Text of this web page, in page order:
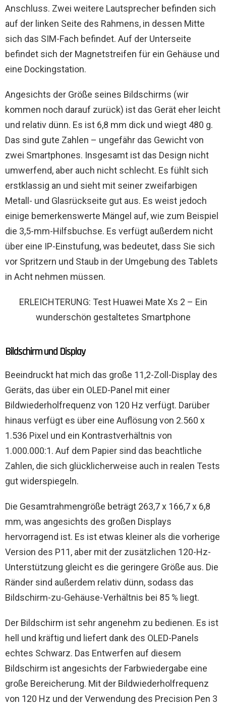
Anschluss. Zwei weitere Lautsprecher befinden sich
auf der linken Seite des Rahmens, in dessen Mitte
sich das SIM-Fach befindet. Auf der Unterseite
befindet sich der Magnetstreifen für ein Gehäuse und
eine Dockingstation.
Angesichts der Größe seines Bildschirms (wir
kommen noch darauf zurück) ist das Gerät eher leicht
und relativ dünn. Es ist 6,8 mm dick und wiegt 480 g.
Das sind gute Zahlen – ungefähr das Gewicht von
zwei Smartphones. Insgesamt ist das Design nicht
umwerfend, aber auch nicht schlecht. Es fühlt sich
erstklassig an und sieht mit seiner zweifarbigen
Metall- und Glasrückseite gut aus. Es weist jedoch
einige bemerkenswerte Mängel auf, wie zum Beispiel
die 3,5-mm-Hilfsbuchse. Es verfügt außerdem nicht
über eine IP-Einstufung, was bedeutet, dass Sie sich
vor Spritzern und Staub in der Umgebung des Tablets
in Acht nehmen müssen.
ERLEICHTERUNG: Test Huawei Mate Xs 2 – Ein
wunderschön gestaltetes Smartphone
Bildschirm und Display
Beeindruckt hat mich das große 11,2-Zoll-Display des
Geräts, das über ein OLED-Panel mit einer
Bildwiederholfrequenz von 120 Hz verfügt. Darüber
hinaus verfügt es über eine Auflösung von 2.560 x
1.536 Pixel und ein Kontrastverhältnis von
1.000.000:1. Auf dem Papier sind das beachtliche
Zahlen, die sich glücklicherweise auch in realen Tests
gut widerspiegeln.
Die Gesamtrahmengröße beträgt 263,7 x 166,7 x 6,8
mm, was angesichts des großen Displays
hervorragend ist. Es ist etwas kleiner als die vorherige
Version des P11, aber mit der zusätzlichen 120-Hz-
Unterstützung gleicht es die geringere Größe aus. Die
Ränder sind außerdem relativ dünn, sodass das
Bildschirm-zu-Gehäuse-Verhältnis bei 85 % liegt.
Der Bildschirm ist sehr angenehm zu bedienen. Es ist
hell und kräftig und liefert dank des OLED-Panels
echtes Schwarz. Das Entwerfen auf diesem
Bildschirm ist angesichts der Farbwiedergabe eine
große Bereicherung. Mit der Bildwiederholfrequenz
von 120 Hz und der Verwendung des Precision Pen 3